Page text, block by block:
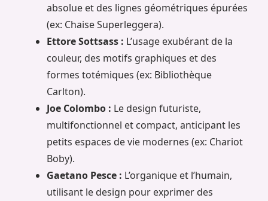
absolue et des lignes géométriques épurées
(ex: Chaise Superleggera).
Ettore Sottsass : L’usage exubérant de la
couleur, des motifs graphiques et des
formes totémiques (ex: Bibliothèque
Carlton).
Joe Colombo : Le design futuriste,
multifonctionnel et compact, anticipant les
petits espaces de vie modernes (ex: Chariot
Boby).
Gaetano Pesce : L’organique et l’humain,
utilisant le design pour exprimer des